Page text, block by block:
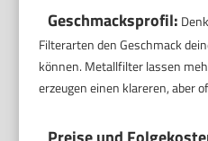
Geschmacksprofil:
Filterarten den Geschmack
können. Metallfilter lassen
erzeugen einen klareren, aber